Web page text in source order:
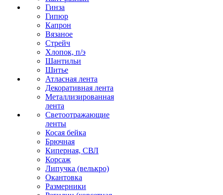
Гинза
Гипюр
Капрон
Вязаное
Стрейч
Хлопок, п/э
Шантильи
Шитье
Атласная лента
Декоративная лента
Металлизированная
лента
Светоотражающие
ленты
Косая бейка
Брючная
Киперная, СВЛ
Корсаж
Липучка (велькро)
Окантовка
Размерники